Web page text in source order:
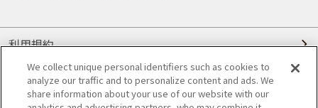
利用規約
個人情報の取り扱いについて
We collect unique personal identifiers such as cookies to
analyze our traffic and to personalize content and ads. We
share information about your use of our website with our